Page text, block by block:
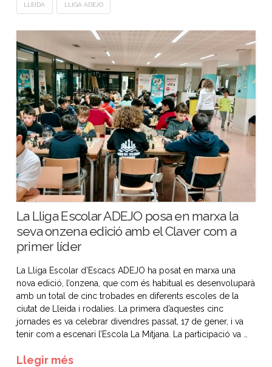
LLEIDA LLIGA ADEJO
La Lliga Escolar ADEJO posa en marxa la
seva onzena edició amb el Claver com a
primer líder
La Lliga Escolar d’Escacs ADEJO ha posat en marxa una
nova edició, l’onzena, que com és habitual es desenvoluparà
amb un total de cinc trobades en diferents escoles de la
ciutat de Lleida i rodalies. La primera d’aquestes cinc
jornades es va celebrar divendres passat, 17 de gener, i va
tenir com a escenari l’Escola La Mitjana. La participació va …
Llegir més